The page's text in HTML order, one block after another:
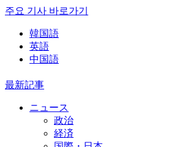
주요 기사 바로가기
韓国語
英語
中国語
最新記事
ニュース
政治
経済